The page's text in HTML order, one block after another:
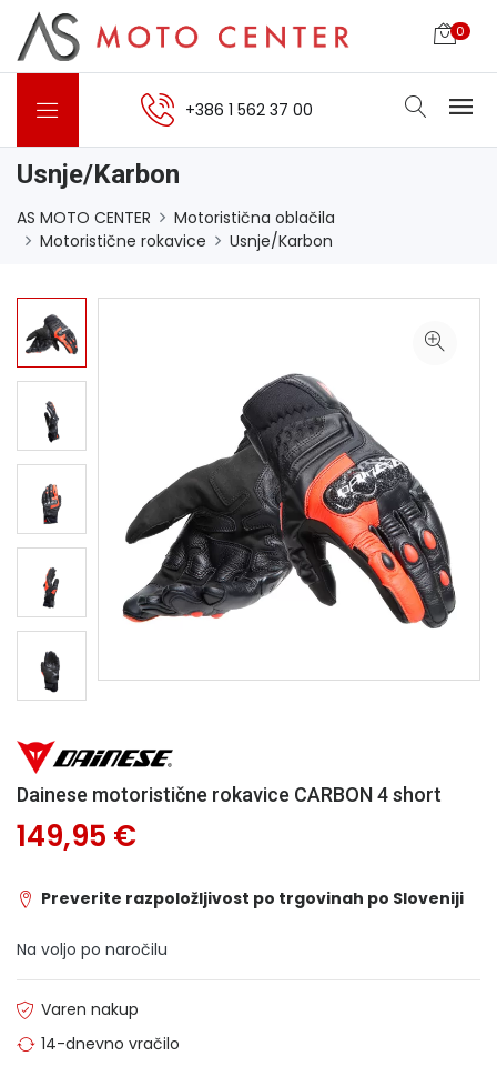
0
+386 1 562 37 00
Usnje/Karbon
AS MOTO CENTER
Motoristična oblačila
Motoristične rokavice
Usnje/Karbon
Dainese motoristične rokavice CARBON 4 short
149,95 €
Preverite razpoložljivost po trgovinah po Sloveniji
Na voljo po naročilu
Varen nakup
14-dnevno vračilo